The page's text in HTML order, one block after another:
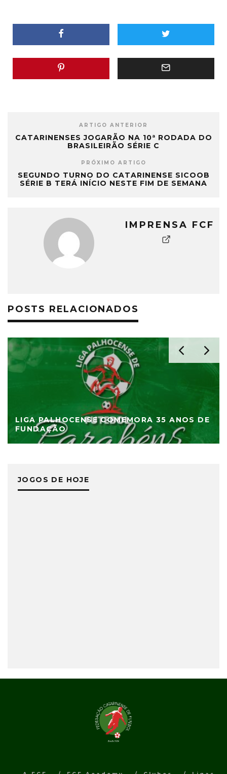
ARTIGO ANTERIOR
CATARINENSES JOGARÃO NA 10ª RODADA DO
BRASILEIRÃO SÉRIE C
PRÓXIMO ARTIGO
SEGUNDO TURNO DO CATARINENSE SICOOB
SÉRIE B TERÁ INÍCIO NESTE FIM DE SEMANA
IMPRENSA FCF
POSTS RELACIONADOS
LIGA PALHOCENSE COMEMORA 35 ANOS DE
FUNDAÇÃO
JOGOS DE HOJE